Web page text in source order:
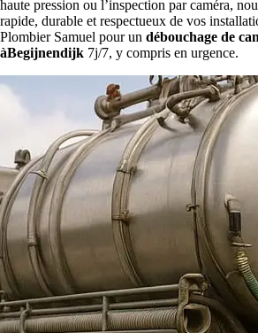
haute pression ou l’inspection par caméra,
rapide, durable et respectueux de vos
Plombier Samuel pour un débouchage de
àBegijnendijk 7j/7, y compris en urgence.